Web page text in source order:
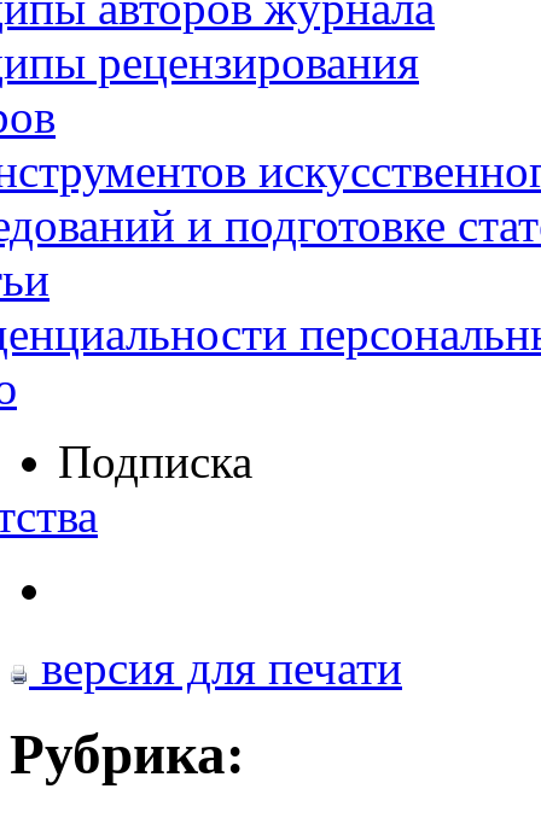
рецензирования
и подготовке
Подписка
версия для печати
Рубрика: